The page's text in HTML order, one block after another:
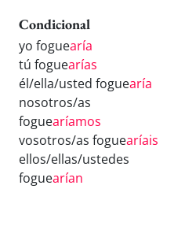
Condicional
yo foguearía
tú foguearías
él/ella/usted foguearía
nosotros/as
foguearíamos
vosotros/as foguearíais
ellos/ellas/ustedes
foguearían